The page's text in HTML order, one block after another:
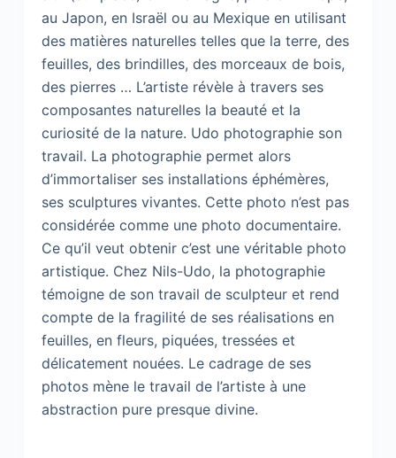
au Japon, en Israël ou au Mexique en utilisant
des matières naturelles telles que la terre, des
feuilles, des brindilles, des morceaux de bois,
des pierres … L’artiste révèle à travers ses
composantes naturelles la beauté et la
curiosité de la nature. Udo photographie son
travail. La photographie permet alors
d’immortaliser ses installations éphémères,
ses sculptures vivantes. Cette photo n’est pas
considérée comme une photo documentaire.
Ce qu’il veut obtenir c’est une véritable photo
artistique. Chez Nils-Udo, la photographie
témoigne de son travail de sculpteur et rend
compte de la fragilité de ses réalisations en
feuilles, en fleurs, piquées, tressées et
délicatement nouées. Le cadrage de ses
photos mène le travail de l’artiste à une
abstraction pure presque divine.